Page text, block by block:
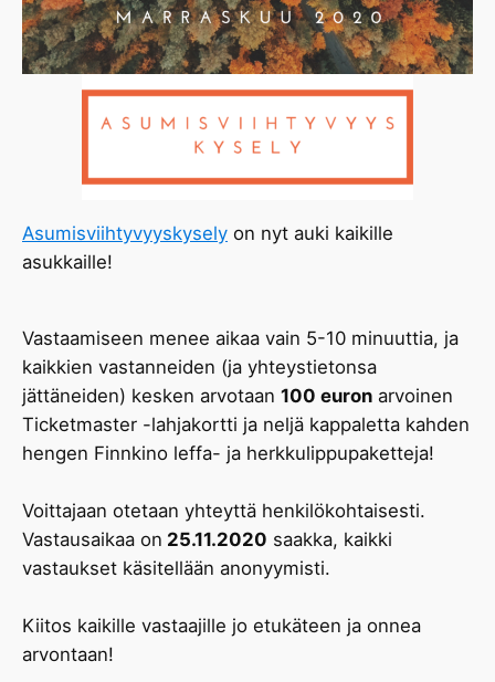
Asumisviihtyvyyskysely on nyt auki kaikille
asukkaille!
Vastaamiseen menee aikaa vain 5-10 minuuttia, ja
kaikkien vastanneiden (ja yhteystietonsa
jättäneiden) kesken arvotaan 100 euron arvoinen
Ticketmaster -lahjakortti ja neljä kappaletta kahden
hengen Finnkino leffa- ja herkkulippupaketteja!
Voittajaan otetaan yhteyttä henkilökohtaisesti.
Vastausaikaa on 25.11.2020 saakka, kaikki
vastaukset käsitellään anonyymisti.
Kiitos kaikille vastaajille jo etukäteen ja onnea
arvontaan!